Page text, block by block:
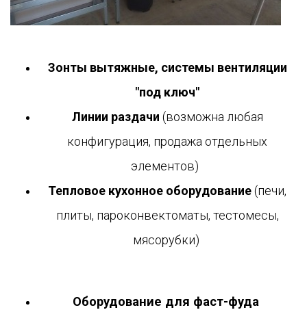
Зонты вытяжные, системы вентиляции
"под ключ"
Линии раздачи (возможна любая
конфигурация, продажа отдельных
элементов)
Тепловое кухонное оборудование(печи,
плиты, пароконвектоматы, тестомесы,
мясорубки)
Оборудование для фаст-фуда